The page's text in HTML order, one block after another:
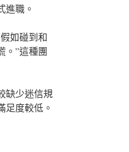
進職。
如碰到和
。”這種團
缺少迷信規
足度較低。